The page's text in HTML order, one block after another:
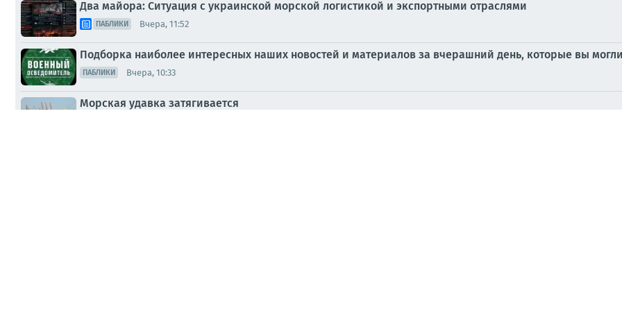
Два майора: Ситуация с украинской морской логистикой и экспортными отраслями
ПАБЛИКИ Вчера, 11:52
Подборка наиболее интересных наших новостей и материалов за вчерашний день, которые вы
ПАБЛИКИ Вчера, 10:33
Морская удавка затягивается